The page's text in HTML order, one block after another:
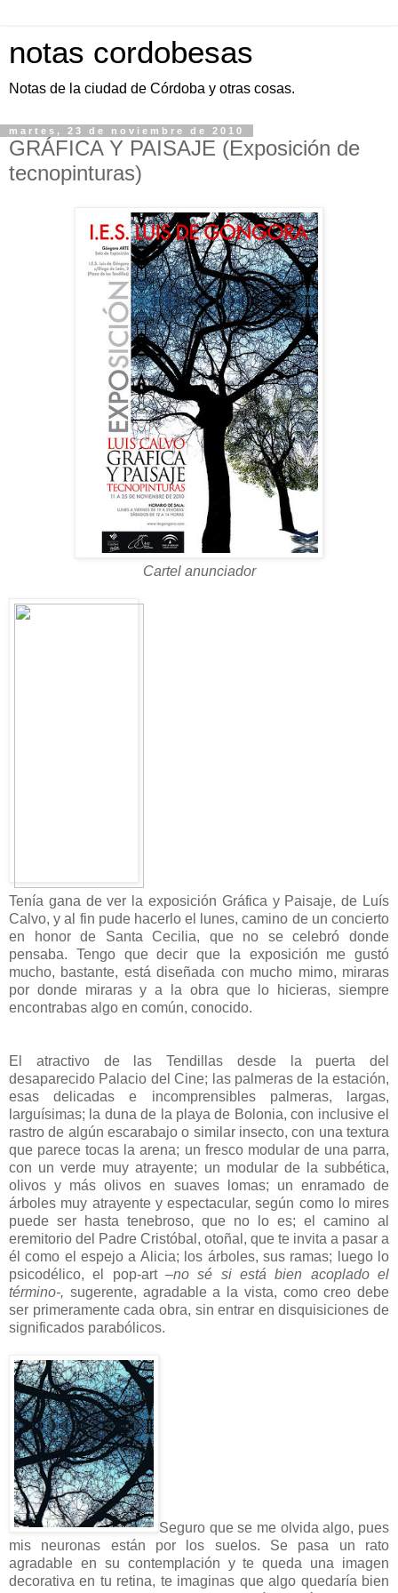
notas cordobesas
Notas de la ciudad de Córdoba y otras cosas.
martes, 23 de noviembre de 2010
GRÁFICA Y PAISAJE (Exposición de
tecnopinturas)
Cartel anunciador
Tenía gana de ver la exposición Gráfica y Paisaje, de Luís
Calvo, y al fin pude hacerlo el lunes, camino de un concierto
en honor de Santa Cecilia, que no se celebró donde
pensaba. Tengo que decir que la exposición me gustó
mucho, bastante, está diseñada con mucho mimo, miraras
por donde miraras y a la obra que lo hicieras, siempre
encontrabas algo en común, conocido.
El atractivo de las Tendillas desde la puerta del
desaparecido Palacio del Cine; las palmeras de la estación,
esas delicadas e incomprensibles palmeras, largas,
larguísimas; la duna de la playa de Bolonia, con inclusive el
rastro de algún escarabajo o similar insecto, con una textura
que parece tocas la arena; un fresco modular de una parra,
con un verde muy atrayente; un modular de la subbética,
olivos y más olivos en suaves lomas; un enramado de
árboles muy atrayente y espectacular, según como lo mires
puede ser hasta tenebroso, que no lo es; el camino al
eremitorio del Padre Cristóbal, otoñal, que te invita a pasar a
él como el espejo a Alicia; los árboles, sus ramas; luego lo
psicodélico, el pop-art –no sé si está bien acoplado el
término-, sugerente, agradable a la vista, como creo debe
ser primeramente cada obra, sin entrar en disquisiciones de
significados parabólicos.
Seguro que se me olvida algo, pues
mis neuronas están por los suelos. Se pasa un rato
agradable en su contemplación y te queda una imagen
decorativa en tu retina, te imaginas que algo quedaría bien